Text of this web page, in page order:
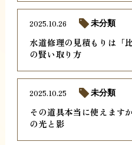
水道修理の見積もりは「
の賢い取り方
2025.10.26 未分類
その道具本当に使えます
の光と影
2025.10.25 未分類